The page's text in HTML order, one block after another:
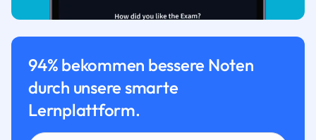
94% bekommen bessere Noten
durch unsere smarte
Lernplattform.